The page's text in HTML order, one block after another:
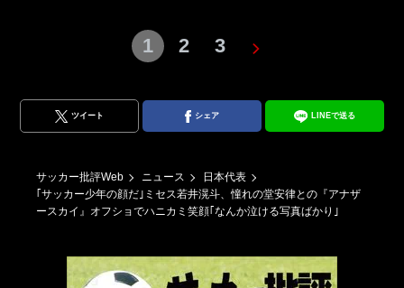
1 2 3
ツイート シェア LINEで送る
サッカー批評Web ニュース
日本代表
｢サッカー少年の顔だ｣ミセス若井滉斗、憧れの堂安律との『アナザ
ースカイ』オフショでハニカミ笑顔｢なんか泣ける写真ばかり｣